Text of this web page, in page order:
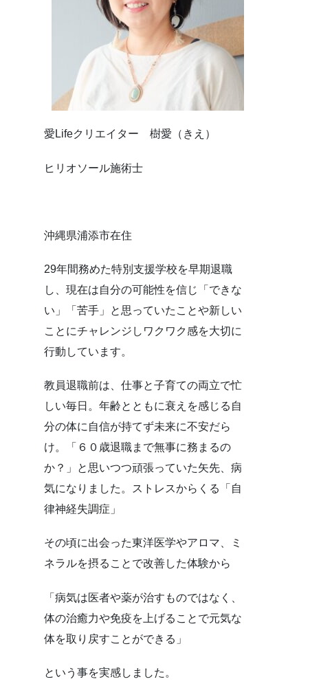
愛Lifeクリエイター 樹愛（きえ）
ヒリオソール施術士
沖縄県浦添市在住
29年間務めた特別支援学校を早期退職
し、現在は自分の可能性を信じ「できな
い」「苦手」と思っていたことや新しい
ことにチャレンジしワクワク感を大切に
行動しています。
教員退職前は、仕事と子育ての両立で忙
しい毎日。年齢とともに衰えを感じる自
分の体に自信が持てず未来に不安だら
け。「６０歳退職まで無事に務まるの
か？」と思いつつ頑張っていた矢先、病
気になりました。ストレスからくる「自
律神経失調症」
その頃に出会った東洋医学やアロマ、ミ
ネラルを摂ることで改善した体験から
「病気は医者や薬が治すものではなく、
体の治癒力や免疫を上げることで元気な
体を取り戻すことができる」
という事を実感しました。